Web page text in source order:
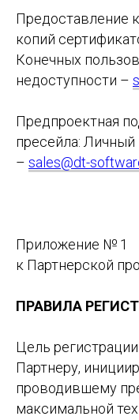
Предоставление
копий
Конечных
недоступности –
Предпроектная
пресейла: Личный
– sales@dt-
Приложение № 1
к Партнерской
ПРАВИЛА
Цель
Партнеру,
проводившему
максимальной